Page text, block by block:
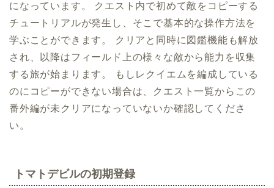
になっています。 クエスト内で初めて敵をコピーする
チュートリアルが発生し、そこで基本的な操作方法を
学ぶことができます。 クリアと同時に図鑑機能も解放
され、以降はフィールド上の様々な敵から能力を収集
する旅が始まります。 もしレクイエムを編成している
のにコピーができない場合は、クエスト一覧からこの
番外編が未クリアになっていないか確認してくださ
い。
トマトデビルの初期登録